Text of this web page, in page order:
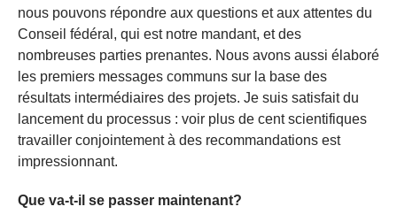
nous pouvons répondre aux questions et aux attentes du
Conseil fédéral, qui est notre mandant, et des
nombreuses parties prenantes. Nous avons aussi élaboré
les premiers messages communs sur la base des
résultats intermédiaires des projets. Je suis satisfait du
lancement du processus : voir plus de cent scientifiques
travailler conjointement à des recommandations est
impressionnant.
Que va-t-il se passer maintenant?